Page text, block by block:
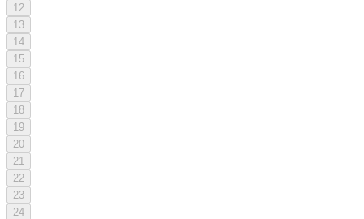
12
13
14
15
16
17
18
19
20
21
22
23
24